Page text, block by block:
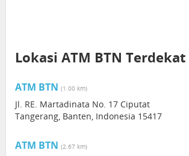
Lokasi ATM BTN Terdekat
ATM BTN (1.00 km)
Jl. RE. Martadinata No. 17 Ciputat
Tangerang, Banten, Indonesia 15417
ATM BTN (2.67 km)